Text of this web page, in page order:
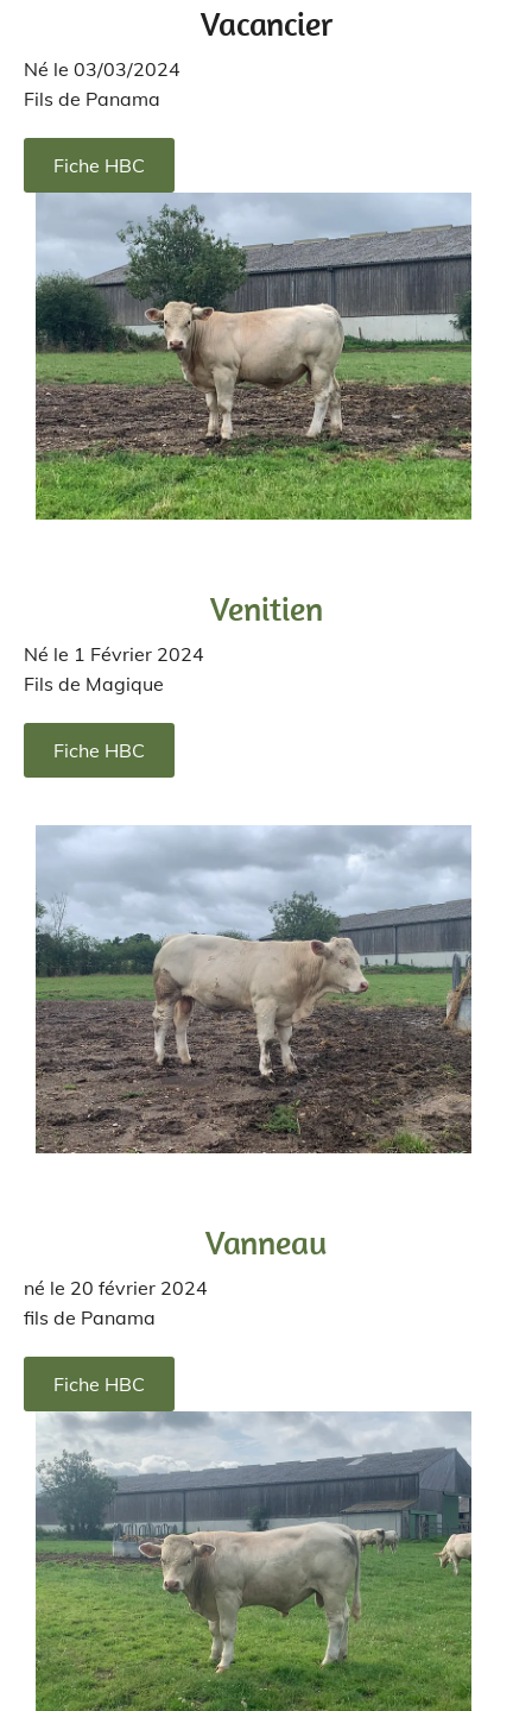
Vacancier
Né le 03/03/2024
Fils de Panama
Fiche HBC
Venitien
Né le 1 Février 2024
Fils de Magique
Fiche HBC
Vanneau
né le 20 février 2024
fils de Panama
Fiche HBC